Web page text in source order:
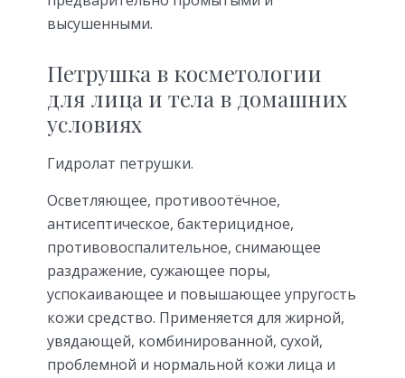
высушенными.
Петрушка в косметологии
для лица и тела в домашних
условиях
Гидролат петрушки.
Осветляющее, противоотёчное,
антисептическое, бактерицидное,
противовоспалительное, снимающее
раздражение, сужающее поры,
успокаивающее и повышающее упругость
кожи средство. Применяется для жирной,
увядающей, комбинированной, сухой,
проблемной и нормальной кожи лица и